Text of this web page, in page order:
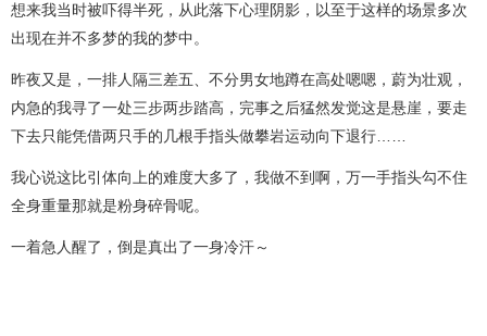
想来我当时被吓得半死，从此落下心理阴影，以至于这样的场景多次
出现在并不多梦的我的梦中。
昨夜又是，一排人隔三差五、不分男女地蹲在高处嗯嗯，蔚为壮观，
内急的我寻了一处三步两步踏高，完事之后猛然发觉这是悬崖，要走
下去只能凭借两只手的几根手指头做攀岩运动向下退行……
我心说这比引体向上的难度大多了，我做不到啊，万一手指头勾不住
全身重量那就是粉身碎骨呢。
一着急人醒了，倒是真出了一身冷汗～